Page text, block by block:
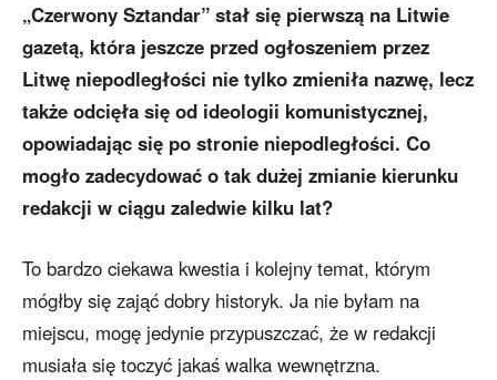
„Czerwony Sztandar” stał się pierwszą na Litwie
gazetą, która jeszcze przed ogłoszeniem przez
Litwę niepodległości nie tylko zmieniła nazwę, lecz
także odcięła się od ideologii komunistycznej,
opowiadając się po stronie niepodległości. Co
mogło zadecydować o tak dużej zmianie kierunku
redakcji w ciągu zaledwie kilku lat?
To bardzo ciekawa kwestia i kolejny temat, którym
mógłby się zająć dobry historyk. Ja nie byłam na
miejscu, mogę jedynie przypuszczać, że w redakcji
musiała się toczyć jakaś walka wewnętrzna.